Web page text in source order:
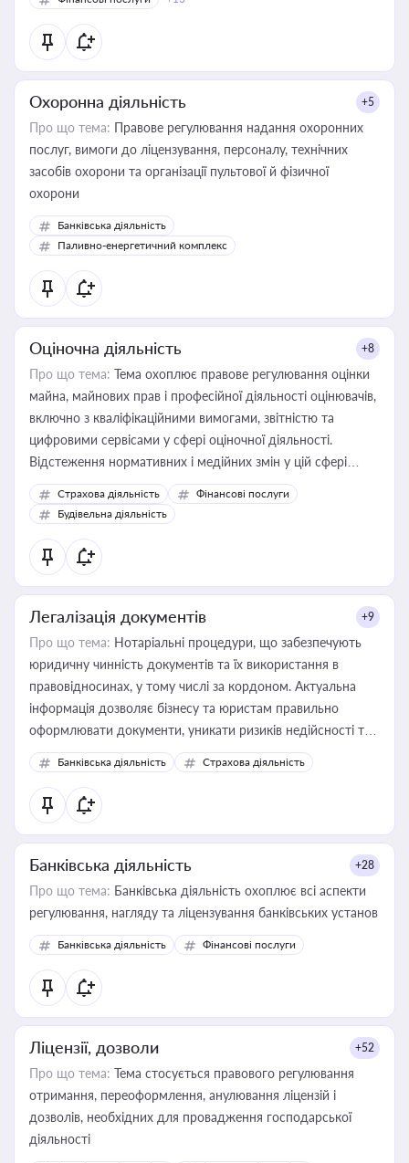
Охоронна діяльність +5
Про що тема: Правове регулювання надання охоронних
послуг, вимоги до ліцензування, персоналу, технічних
засобів охорони та організації пультової й фізичної
охорони
Банківська діяльність
Паливно-енергетичний комплекс
Оціночна діяльність +8
Про що тема: Тема охоплює правове регулювання оцінки
майна, майнових прав і професійної діяльності оцінювачів,
включно з кваліфікаційними вимогами, звітністю та
цифровими сервісами у сфері оціночної діяльності.
Відстеження нормативних і медійних змін у цій сфері
корисне для власника бізнесу, керівника, юриста або
бухгалтера під час оподаткування, приватизації, оренди
державного майна, корпоративних угод і перевірки
статусу суб'єктів оціночної діяльності
Страхова діяльність
Фінансові послуги
Будівельна діяльність
Легалізація документів +9
Про що тема: Нотаріальні процедури, що забезпечують
юридичну чинність документів та їх використання в
правовідносинах, у тому числі за кордоном. Актуальна
інформація дозволяє бізнесу та юристам правильно
оформлювати документи, уникати ризиків недійсності та
забезпечувати їх належне прийняття органами влади та
контрагентами
Банківська діяльність Страхова діяльність
Банківська діяльність +28
Про що тема: Банківська діяльність охоплює всі аспекти
регулювання, нагляду та ліцензування банківських установ
Банківська діяльність Фінансові послуги
Ліцензії, дозволи +52
Про що тема: Тема стосується правового регулювання
отримання, переоформлення, анулювання ліцензій і
дозволів, необхідних для провадження господарської
діяльності